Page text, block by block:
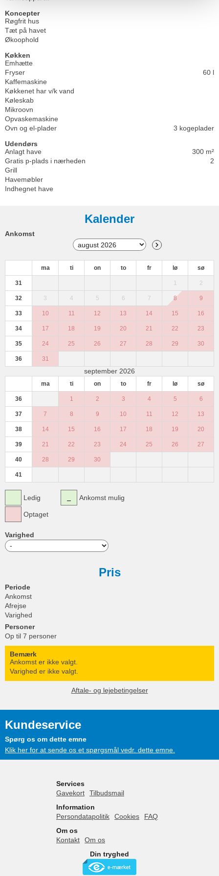
Koncepter
Røgfrit hus
Tæt på havet
Økoophold
Køkken
Emhætte
Fryser
60 l
Kaffemaskine
Køkkenet har v/k vand
Køleskab
Mikroovn
Opvaskemaskine
Ovn og el-plader
3 kogeplader
Udendørs
Anlagt have
300 m²
Gratis p-plads i nærheden
2
Grill
Havemøbler
Indhegnet have
Kalender
Ankomst
ma ti on to fr lø sø
31 1 2
32 3 4 5 6 7 8 9
33 10 11 12 13 14 15 16
34 17 18 19 20 21 22 23
35 24 25 26 27 28 29 30
36 31
september 2026
ma ti on to fr lø sø
36 1 2 3 4 5 6
37 7 8 9 10 11 12 13
38 14 15 16 17 18 19 20
39 21 22 23 24 25 26 27
40 28 29 30
41
Ledig
Optaget
Ankomst mulig
Varighed
Pris
Periode
Ankomst
Afrejse
Varighed
Personer
Op til 7 personer
Bemærk
Ankomst er ikke valgt.
Varighed er ikke valgt.
Aftale- og lejebetingelser
Kundeservice
Spørg os om dette emne
Klik her for at sende os et spørgsmål vedr. dette emne.
Services
Gavekort
Tilbudsmail
Information
Persondatapolitik
Cookies
FAQ
Om os
Kontakt
Om os
Din tryghed